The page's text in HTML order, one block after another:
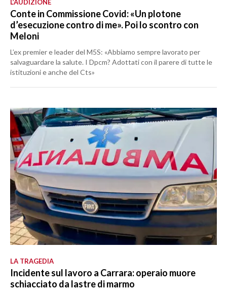
L’AUDIZIONE
Conte in Commissione Covid: «Un plotone
d’esecuzione contro di me». Poi lo scontro con
Meloni
L’ex premier e leader del M5S: «Abbiamo sempre lavorato per
salvaguardare la salute. I Dpcm? Adottati con il parere di tutte le
istituzioni e anche del Cts»
LA TRAGEDIA
Incidente sul lavoro a Carrara: operaio muore
schiacciato da lastre di marmo